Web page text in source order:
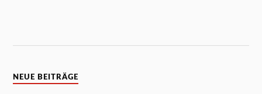
NEUE BEITRÄGE